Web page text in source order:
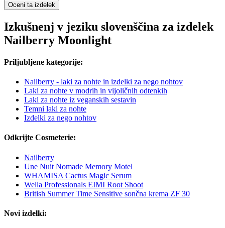
Oceni ta izdelek
Izkušnenj v jeziku slovenščina za izdelek
Nailberry Moonlight
Priljubljene kategorije:
Nailberry - laki za nohte in izdelki za nego nohtov
Laki za nohte v modrih in vijoličnih odtenkih
Laki za nohte iz veganskih sestavin
Temni laki za nohte
Izdelki za nego nohtov
Odkrijte Cosmeterie:
Nailberry
Une Nuit Nomade Memory Motel
WHAMISA Cactus Magic Serum
Wella Professionals EIMI Root Shoot
British Summer Time Sensitive sončna krema ZF 30
Novi izdelki: